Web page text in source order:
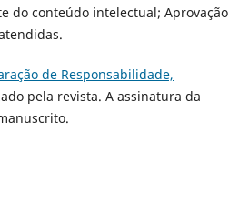
do conteúdo intelectual; Aprovação
de Responsabilidade,
pela revista. A assinatura da